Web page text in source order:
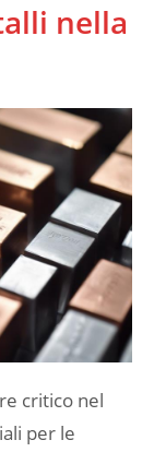
nella
critico nel
per le